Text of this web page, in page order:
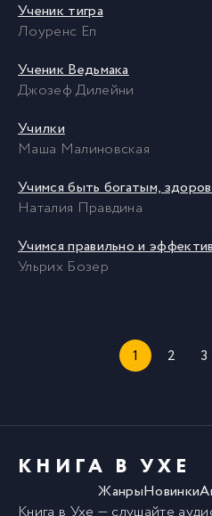
Ученик тигра
Лоуренс Еп
Ученик Ведьмака
Джозеф Дилейни
Училки
Маша Малиновская
Учимся быть богатым,
Наталия Правдина
Учимся правильно и
Ульрих Бозер
1 2 3
КНИГА В УХЕ
ЖанрыНовинки